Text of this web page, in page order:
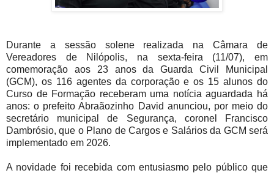
Durante a sessão solene realizada na Câmara de
Vereadores de Nilópolis, na sexta-feira (11/07), em
comemoração aos 23 anos da Guarda Civil Municipal
(GCM), os 116 agentes da corporação e os 15 alunos do
Curso de Formação receberam uma notícia aguardada há
anos: o prefeito Abraãozinho David anunciou, por meio do
secretário municipal de Segurança, coronel Francisco
Dambrósio, que o Plano de Cargos e Salários da GCM será
implementado em 2026.
A novidade foi recebida com entusiasmo pelo público que